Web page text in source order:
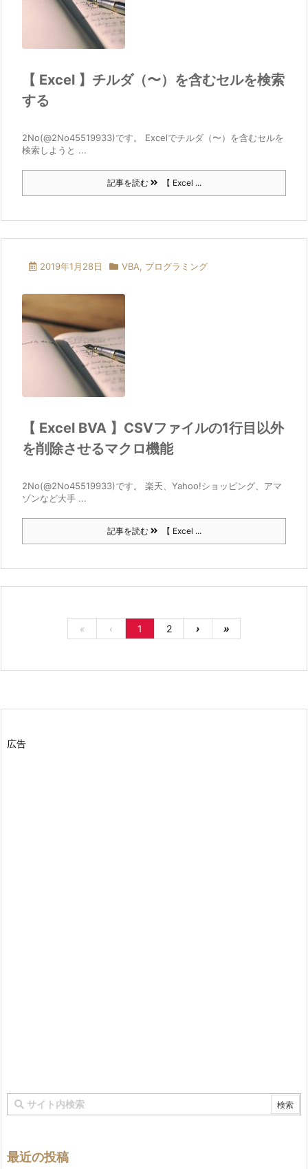
【 Excel 】チルダ（〜）を含むセルを検索
する
2No(@2No45519933)です。 Excelでチルダ（〜）を含むセルを
検索しようと ...
記事を読む 【 Excel ...
2019年1月28日 VBA, プログラミング
【 Excel BVA 】CSVファイルの1行目以外
を削除させるマクロ機能
2No(@2No45519933)です。 楽天、Yahoo!ショッピング、アマ
ゾンなど大手 ...
記事を読む 【 Excel ...
« ‹ 1 2 › »
広告
最近の投稿